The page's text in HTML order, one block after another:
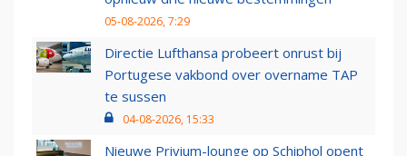
05-08-2026, 7:29
Directie Lufthansa probeert onrust bij
Portugese vakbond over overname TAP
te sussen
04-08-2026, 15:33
Nieuwe Privium-lounge op Schiphol opent